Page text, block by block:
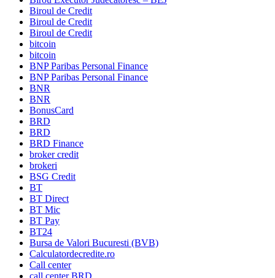
Biroul de Credit
Biroul de Credit
Biroul de Credit
bitcoin
bitcoin
BNP Paribas Personal Finance
BNP Paribas Personal Finance
BNR
BNR
BonusCard
BRD
BRD
BRD Finance
broker credit
brokeri
BSG Credit
BT
BT Direct
BT Mic
BT Pay
BT24
Bursa de Valori Bucuresti (BVB)
Calculatordecredite.ro
Call center